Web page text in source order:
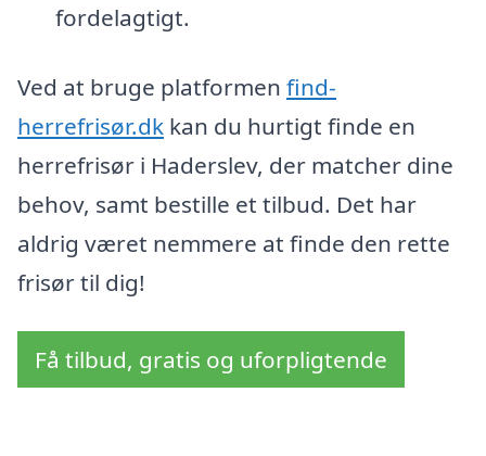
fordelagtigt.
Ved at bruge platformen find-
herrefrisør.dk kan du hurtigt finde en
herrefrisør i Haderslev, der matcher dine
behov, samt bestille et tilbud. Det har
aldrig været nemmere at finde den rette
frisør til dig!
Få tilbud, gratis og uforpligtende